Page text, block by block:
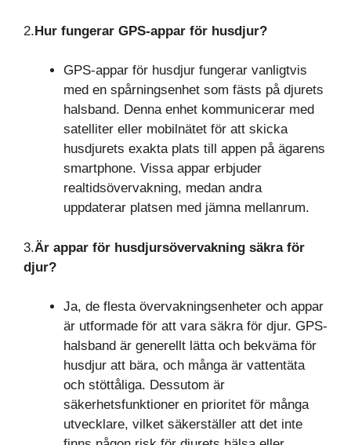
2.Hur fungerar GPS-appar för husdjur?
GPS-appar för husdjur fungerar vanligtvis
med en spårningsenhet som fästs på djurets
halsband. Denna enhet kommunicerar med
satelliter eller mobilnätet för att skicka
husdjurets exakta plats till appen på ägarens
smartphone. Vissa appar erbjuder
realtidsövervakning, medan andra
uppdaterar platsen med jämna mellanrum.
3.Är appar för husdjursövervakning säkra för
djur?
Ja, de flesta övervakningsenheter och appar
är utformade för att vara säkra för djur. GPS-
halsband är generellt lätta och bekväma för
husdjur att bära, och många är vattentäta
och stöttåliga. Dessutom är
säkerhetsfunktioner en prioritet för många
utvecklare, vilket säkerställer att det inte